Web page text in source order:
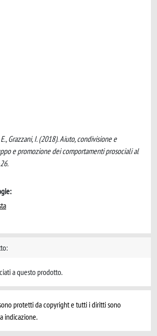
Grazzani, I. (2018). Aiuto, condivisione e
e promozione dei comportamenti prosociali al
a questo prodotto.
protetti da copyright e tutti i diritti sono
indicazione.